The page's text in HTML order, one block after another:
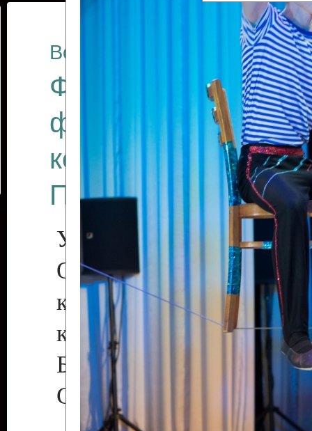
ОТЧЕТЫ ГКЦ
Все отчеты
Финал
фестиваля
коллективов
Приднестровского
Участники фестиваля:
Образцовый
коллектив
культуры с.
Бендеры ,
Светлана Георгиевна